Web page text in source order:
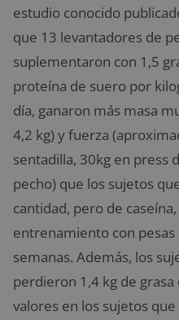
estudio conocido
que 13 levantadores de
suplementaron con 1,5
proteína de suero por
día, ganaron más masa
4,2 kg) y fuerza
sentadilla, 30kg en press
pecho) que los sujetos
cantidad, pero de
entrenamiento con
semanas. Además, los
perdieron 1,4 kg de
valores en los sujetos